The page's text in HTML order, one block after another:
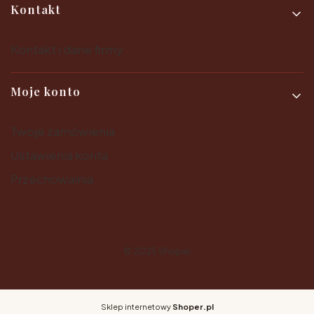
Kontakt
Moje konto
Sklep internetowy Shoper.pl